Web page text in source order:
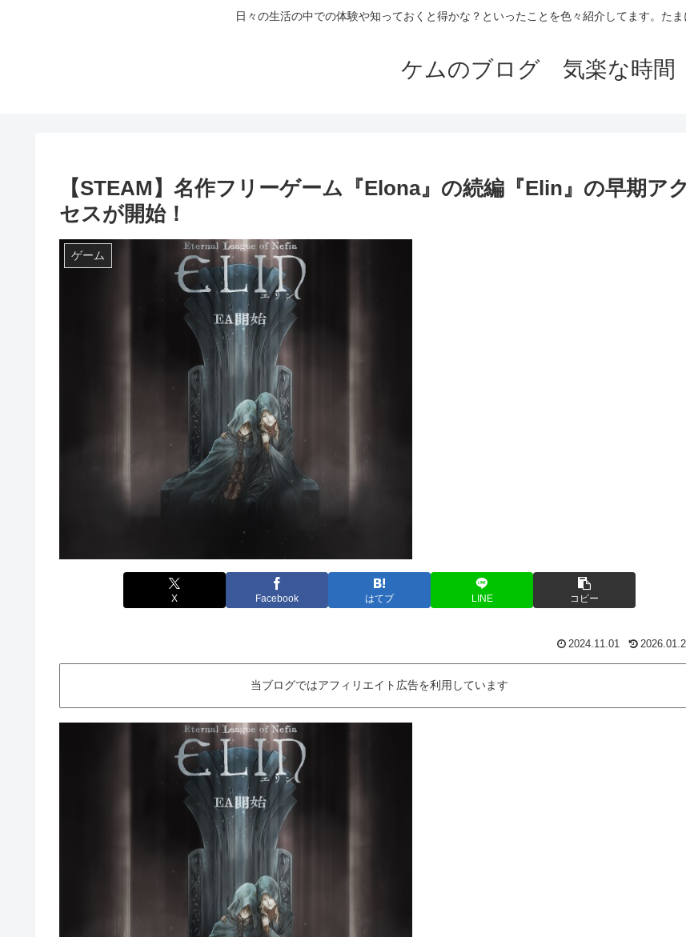
日々の生活の中での体験や知っておくと得かな？といったことを色々紹介してます。たま
ケムのブログ 気楽な時間
【STEAM】名作フリーゲーム『Elona』の続編『Elin』の早期アク
セスが開始！
ゲーム
X Facebook はてブ LINE コピー
2024.11.01
当ブログではアフィリエイト広告を利用しています